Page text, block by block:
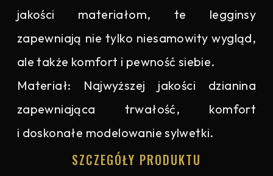
jakości materiałom, te legginsy
zapewniają nie tylko niesamowity wygląd,
ale także komfort i pewność siebie.
Materiał: Najwyższej jakości dzianina
zapewniająca trwałość, komfort
i doskonałe modelowanie sylwetki.
SZCZEGÓŁY PRODUKTU